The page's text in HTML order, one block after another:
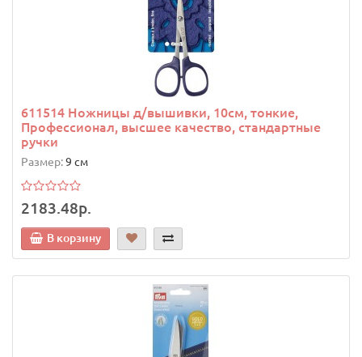
611514 Ножницы д/вышивки, 10см, тонкие,
Профессионал, высшее качество, стандартные
ручки
Размер:9 см
2183.48р.
В корзину